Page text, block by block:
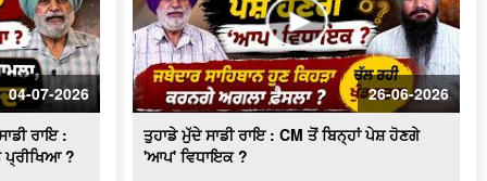
ਤੁਹਾਡੇ ਮੁੱਦੇ ਸਾਡੀ ਰਾਇ : ਕੀ ਦੇਸ਼ ਆਰਥਿਕ
Lockdown ਵੱਲ ਵੱਧ ਰਿਹਾ ਹੈ ?
Council elections | ਸਿਆਸੀ ਪਾਰਟੀਆਂ ਦੀ
Art of Happiness | Jas Mand | ਖੁਸ਼ੀ ਦਾ
04-07-2026
ਰਾਇ :
ਪ੍ਰੀਖਿਆ ?
26-06-2026
ਤੁਹਾਡੇ ਮੁੱਦੇ ਸਾਡੀ ਰਾਇ : CM ਤੋਂ ਬਿਨ੍ਹਾਂ ਪੇਸ਼ ਹੋਣਗੇ
'ਆਪ' ਵਿਧਾਇਕ ?